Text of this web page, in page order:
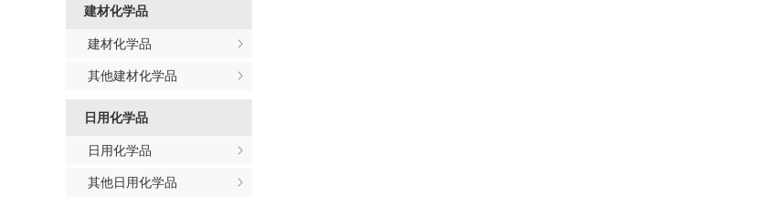
建材化学品
建材化学品
其他建材化学品
日用化学品
日用化学品
其他日用化学品